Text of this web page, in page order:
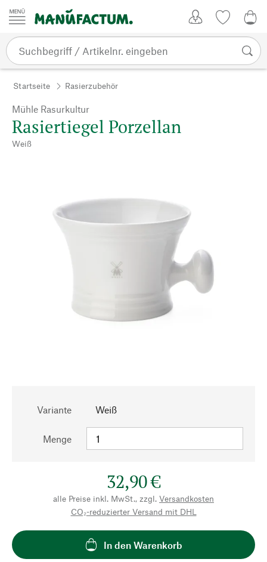
Zum Inhalt springen
Startseite Rasierzubehör
Mühle Rasurkultur
Rasiertiegel Porzellan
Weiß
Variante Weiß
Menge
32,90 €
alle Preise inkl. MwSt., zzgl. Versandkosten
CO₂-reduzierter Versand mit DHL
In den Warenkorb